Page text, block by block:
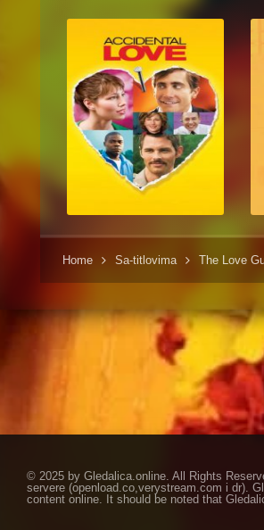
Home Sa-titlovima The Love
© 2025 by Gledalica.online. All Rights
servere (openload.co,verystream.com i dr).
content online. It should be noted that